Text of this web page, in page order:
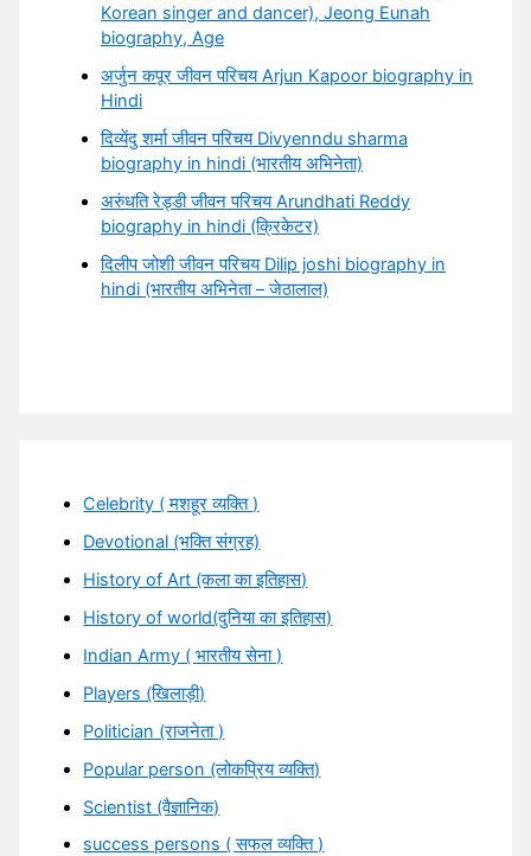
Korean singer and dancer), Jeong Eunah
biography, Age
अर्जुन कपूर जीवन परिचय Arjun Kapoor biography in
Hindi
दिव्येंदु शर्मा जीवन परिचय Divyenndu sharma
biography in hindi (भारतीय अभिनेता)
अरुंधति रेड्डी जीवन परिचय Arundhati Reddy
biography in hindi (क्रिकेटर)
दिलीप जोशी जीवन परिचय Dilip joshi biography in
hindi (भारतीय अभिनेता – जेठालाल)
Celebrity ( मशहूर व्यक्ति )
Devotional (भक्ति संग्रह)
History of Art (कला का इतिहास)
History of world(दुनिया का इतिहास)
Indian Army ( भारतीय सेना )
Players (खिलाड़ी)
Politician (राजनेता )
Popular person (लोकप्रिय व्यक्ति)
Scientist (वैज्ञानिक)
success persons ( सफल व्यक्ति )